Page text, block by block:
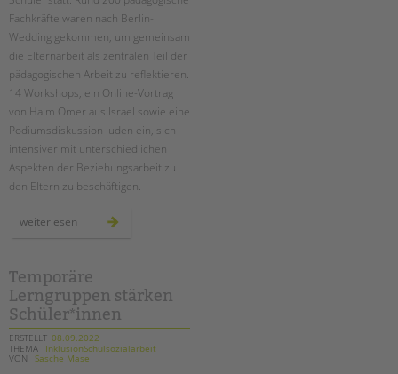
Fachkräfte waren nach Berlin-
Wedding gekommen, um gemeinsam
die Elternarbeit als zentralen Teil der
pädagogischen Arbeit zu reflektieren.
14 Workshops, ein Online-Vortrag
von Haim Omer aus Israel sowie eine
Podiumsdiskussion luden ein, sich
intensiver mit unterschiedlichen
Aspekten der Beziehungsarbeit zu
den Eltern zu beschäftigen.
weiterlesen fachtag
Temporäre
Lerngruppen stärken
Schüler*innen
ERSTELLT 08.09.2022
THEMA
InklusionSchulsozialarbeit
VON
Sasche Mase